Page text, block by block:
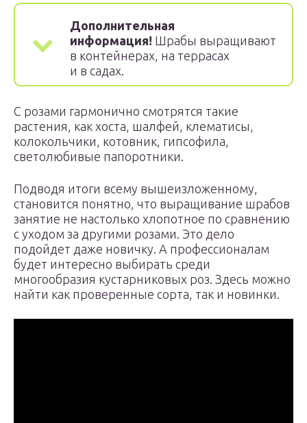
Дополнительная
информация! Шрабы выращивают
в контейнерах, на террасах
и в садах.
С розами гармонично смотрятся такие
растения, как хоста, шалфей, клематисы,
колокольчики, котовник, гипсофила,
светолюбивые папоротники.
Подводя итоги всему вышеизложенному,
становится понятно, что выращивание шрабов
занятие не настолько хлопотное по сравнению
с уходом за другими розами. Это дело
подойдет даже новичку. А профессионалам
будет интересно выбирать среди
многообразия кустарниковых роз. Здесь можно
найти как проверенные сорта, так и новинки.